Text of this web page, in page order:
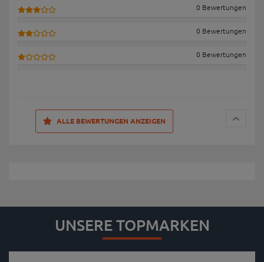
0 Bewertungen
0 Bewertungen
0 Bewertungen
ALLE BEWERTUNGEN ANZEIGEN
UNSERE TOPMARKEN